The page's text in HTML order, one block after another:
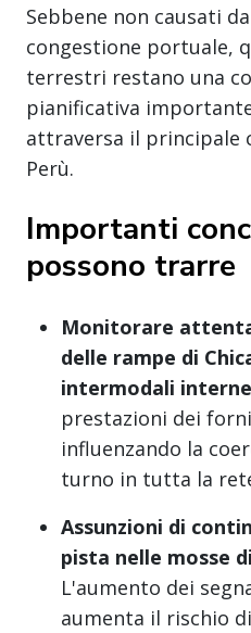
Sebbene non causati
congestione portuale,
terrestri restano una
pianificativa
attraversa il principale
Perù.
Importanti
possono trarre
Monitorare
delle rampe di
intermodali
prestazioni dei
influenzando la
turno in tutta la
Assunzioni di
pista nelle mosse
L'aumento dei
aumenta il rischio